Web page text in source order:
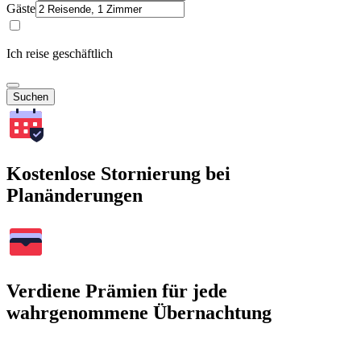
Gäste
Ich reise geschäftlich
Suchen
Kostenlose Stornierung bei
Planänderungen
Verdiene Prämien für jede
wahrgenommene Übernachtung